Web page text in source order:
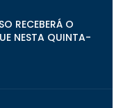
RECEBERÁ O
NESTA QUINTA-